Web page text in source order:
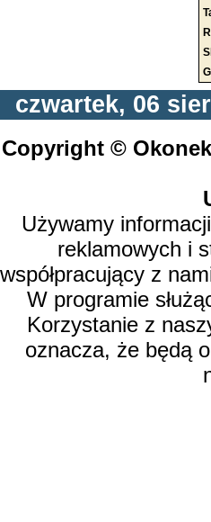
czwartek, 06
Copyright © Okonek
Używamy
reklamowych i
współpracujący z
W programie
Korzystanie z
oznacza, że będą